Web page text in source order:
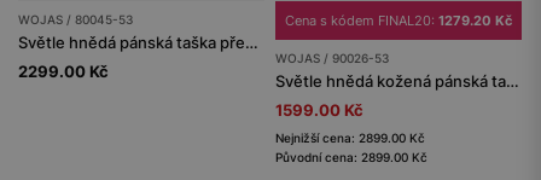
WOJAS / 80045-53
Světle hnědá pánská taška přes rameno z hladké kůže
2299.00 Kč
Cena s kódem FINAL20: 1279.20 Kč
WOJAS / 90026-53
Světle hnědá kožená pánská taška přes rameno
1599.00 Kč
Nejnižší cena: 2899.00 Kč
Původní cena: 2899.00 Kč